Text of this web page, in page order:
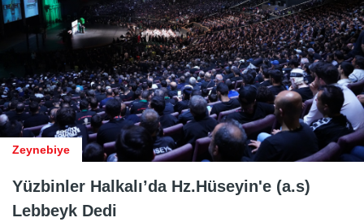
Zeynebiye
Yüzbinler Halkalı’da Hz.Hüseyin'e (a.s)
Lebbeyk Dedi